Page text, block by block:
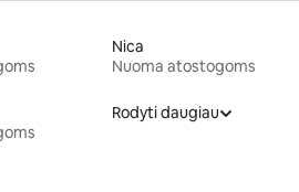
Nica
Nuoma atostogoms
Rodyti daugiau